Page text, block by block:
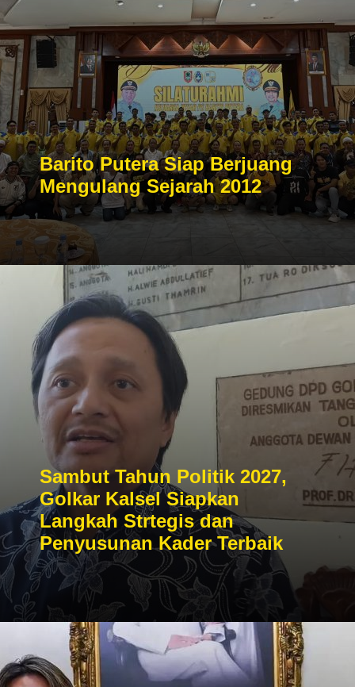
Barito Putera Siap Berjuang
Mengulang Sejarah 2012
Sambut Tahun Politik 2027,
Golkar Kalsel Siapkan
Langkah Strtegis dan
Penyusunan Kader Terbaik